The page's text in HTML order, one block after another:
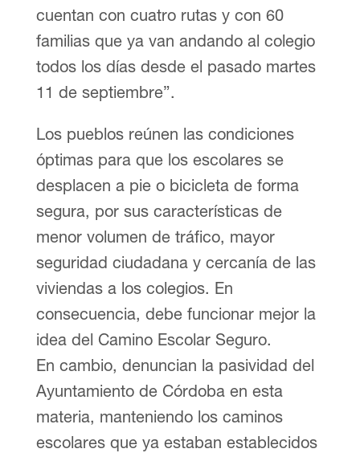
cuentan con cuatro rutas y con 60
familias que ya van andando al colegio
todos los días desde el pasado martes
11 de septiembre”.
Los pueblos reúnen las condiciones
óptimas para que los escolares se
desplacen a pie o bicicleta de forma
segura, por sus características de
menor volumen de tráfico, mayor
seguridad ciudadana y cercanía de las
viviendas a los colegios. En
consecuencia, debe funcionar mejor la
idea del Camino Escolar Seguro.
En cambio, denuncian la pasividad del
Ayuntamiento de Córdoba en esta
materia, manteniendo los caminos
escolares que ya estaban establecidos